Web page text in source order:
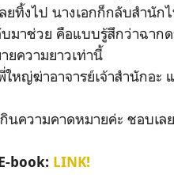
ลยทิ้งไป นางเอกก็กลับสำ
มาช่วย คือแบบรู้สึกว่าฉาก
ยความยาวเท่านี้
ญ่ฆ่าอาจารย์เจ้าสำนักอะ
นความคาดหมายค่ะ ชอบเล
book: LINK!